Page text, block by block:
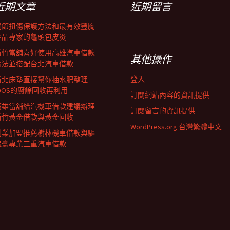
期文章
扭傷保護方法和最有效豐胸
專家的龜頭包皮炎
竹當舖喜好使用高雄汽車借款
法並搭配台北汽車借款
床墊直接幫你抽水肥整理
的廚餘回收再利用
當舖給汽機車借款建議辦理
竹黃金借款與黃金回收
業加盟推薦樹林機車借款與驅
膏專業三重汽車借款
近期留言
其他操作
登入
訂閱網站內容的資訊提供
訂閱留言的資訊提供
WordPress.org 台灣繁體中文